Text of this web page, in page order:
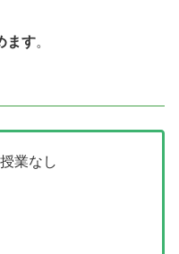
ます。
業なし